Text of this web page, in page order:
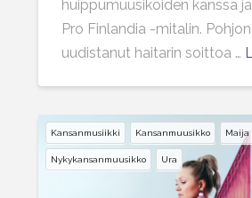
huippumuusikoiden kanssa
Pro Finlandia -mitalin.
uudistanut haitarin soittoa …
Kansanmusiikki Kansanmuusikko Maija
Nykykansanmuusikko Ura